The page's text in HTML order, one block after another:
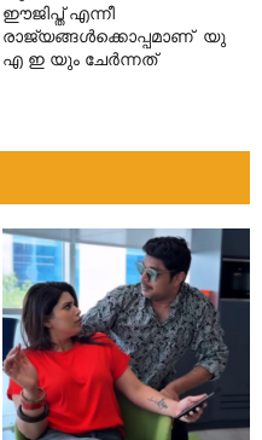
ഈജിപ്ത് എന്നീ
രാജ്യങ്ങൾക്കൊപ്പമാണ് യു
എ ഇ യും ചേർന്നത്